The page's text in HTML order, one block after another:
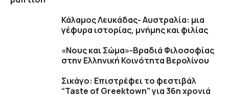
Κάλαμος Λευκάδας- Αυστραλία: μια
γέφυρα ιστορίας, μνήμης και φιλίας
«Νους και Σώμα»-Βραδιά Φιλοσοφίας
στην Ελληνική Κοινότητα Βερολίνου
Σικάγο: Επιστρέφει το φεστιβάλ
“Taste of Greektown” για 36η χρονιά